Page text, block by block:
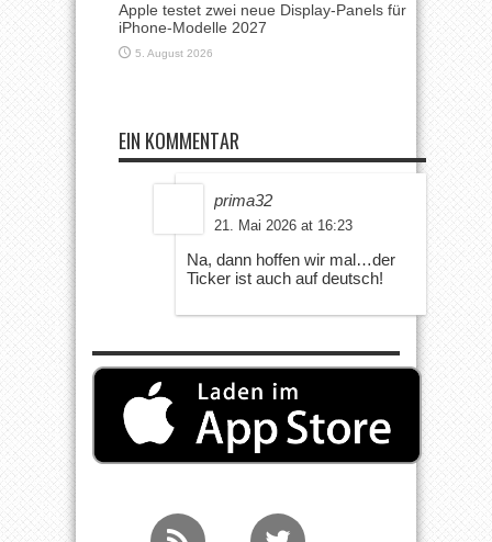
Apple testet zwei neue Display-Panels für
iPhone-Modelle 2027
5. August 2026
EIN KOMMENTAR
prima32
21. Mai 2026 at 16:23
Na, dann hoffen wir mal…der
Ticker ist auch auf deutsch!